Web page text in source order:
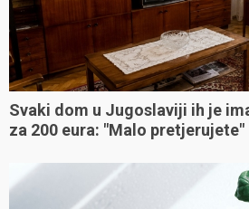
Svaki dom u Jugoslaviji ih je
za 200 eura: "Malo pretjerujete"